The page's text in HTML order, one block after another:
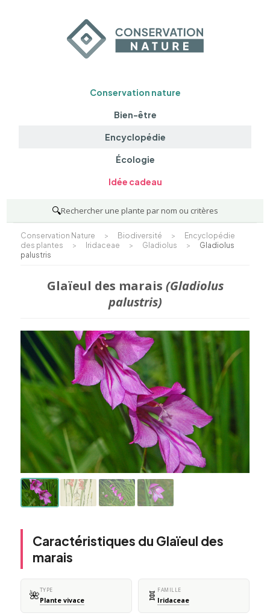
Conservation nature
Bien-être
Encyclopédie
Écologie
Idée cadeau
🔍Rechercher une plante par nom ou critères
Conservation Nature > Biodiversité >
Encyclopédie
des plantes
> Iridaceae > Gladiolus >
Gladiolus
palustris
Glaïeul des marais (Gladiolus
palustris)
Caractéristiques du Glaïeul des
marais
🌺TYPE
Plante vivace 🧬 FAMILLE
Iridaceae